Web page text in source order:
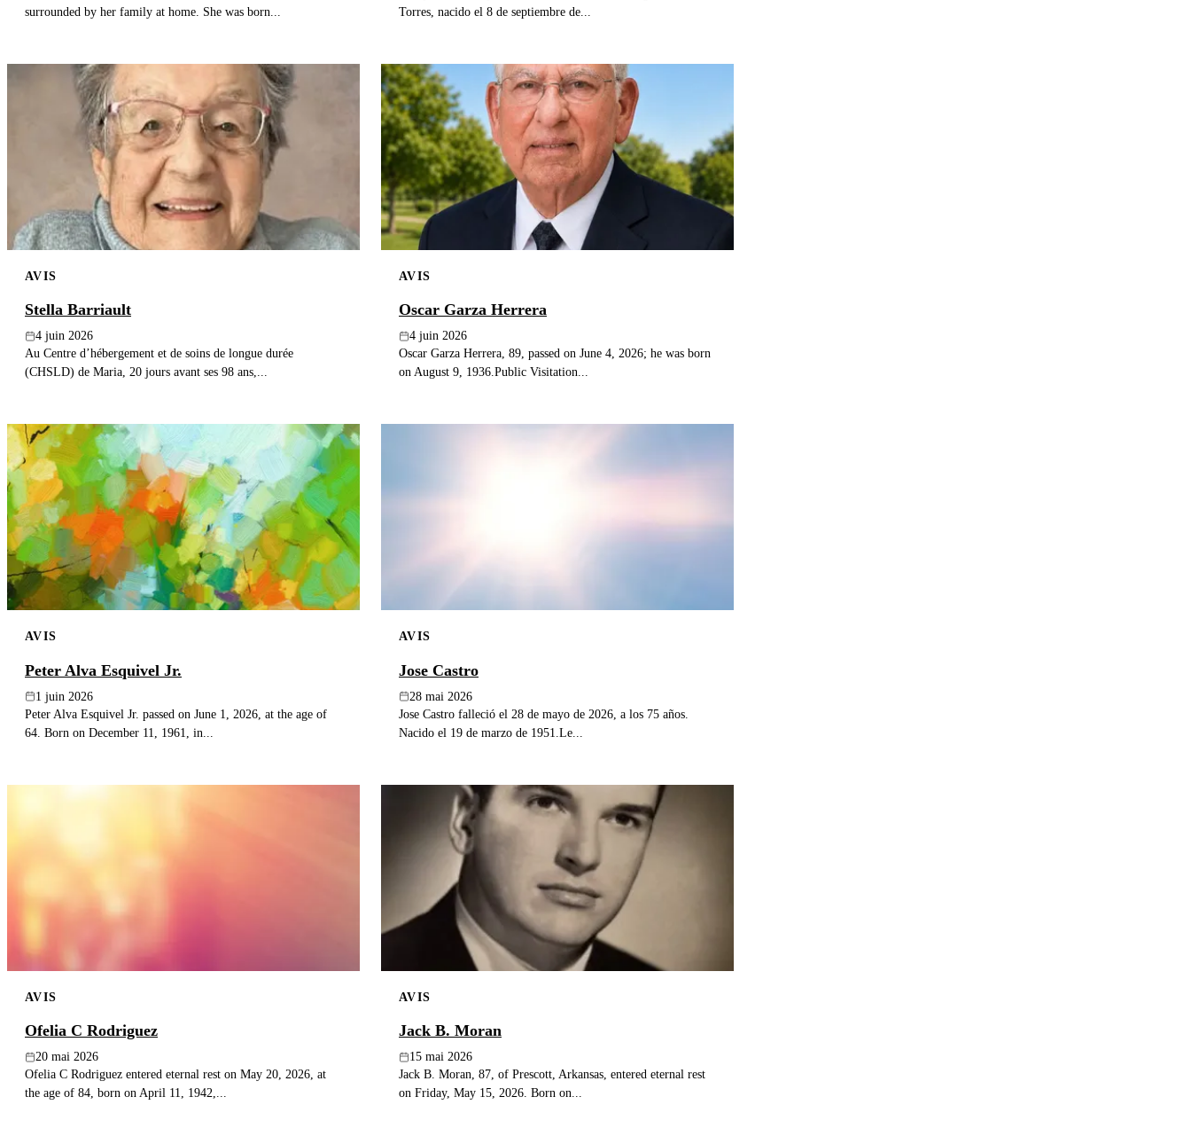
surrounded by her family at home. She was born...
Torres, nacido el 8 de septiembre de...
AVIS
Stella Barriault
4 juin 2026
Au Centre d’hébergement et de soins de longue durée
(CHSLD) de Maria, 20 jours avant ses 98 ans,...
AVIS
Oscar Garza Herrera
4 juin 2026
Oscar Garza Herrera, 89, passed on June 4, 2026; he was born
on August 9, 1936.Public Visitation...
AVIS
Peter Alva Esquivel Jr.
1 juin 2026
Peter Alva Esquivel Jr. passed on June 1, 2026, at the age of
64. Born on December 11, 1961, in...
AVIS
Jose Castro
28 mai 2026
Jose Castro falleció el 28 de mayo de 2026, a los 75 años.
Nacido el 19 de marzo de 1951.Le...
AVIS
Ofelia C Rodriguez
20 mai 2026
Ofelia C Rodriguez entered eternal rest on May 20, 2026, at
the age of 84, born on April 11, 1942,...
AVIS
Jack B. Moran
15 mai 2026
Jack B. Moran, 87, of Prescott, Arkansas, entered eternal rest
on Friday, May 15, 2026. Born on...